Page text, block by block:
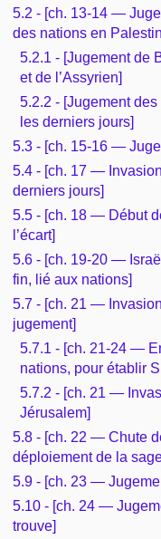
5.2 - [ch. 13-14 —
des nations en
5.2.1 - [Jugement de
et de l’Assyrien]
5.2.2 - [Jugement
les derniers jours]
5.3 - [ch. 15-16 —
5.4 - [ch. 17 —
derniers jours]
5.5 - [ch. 18 — Début
l’écart]
5.6 - [ch. 19-20 —
fin, lié aux nations]
5.7 - [ch. 21 —
jugement]
5.7.1 - [ch. 21-24 —
nations, pour établir
5.7.2 - [ch. 21 —
Jérusalem]
5.8 - [ch. 22 — Chute
déploiement de la
5.9 - [ch. 23 —
5.10 - [ch. 24 —
trouve]